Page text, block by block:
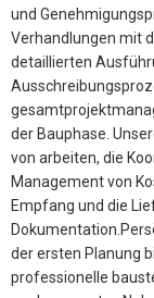
und
Verhandlungen mit
detaillierten
der Bauphase.
von arbeiten, die
Management von
Empfang und die
der ersten Planung
professionelle